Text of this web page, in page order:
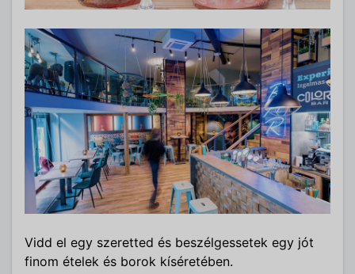
Vidd el egy szeretted és beszélgessetek egy jót
finom ételek és borok kíséretében.